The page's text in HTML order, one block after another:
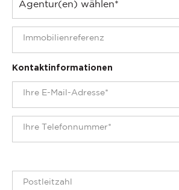
Kontaktinformationen